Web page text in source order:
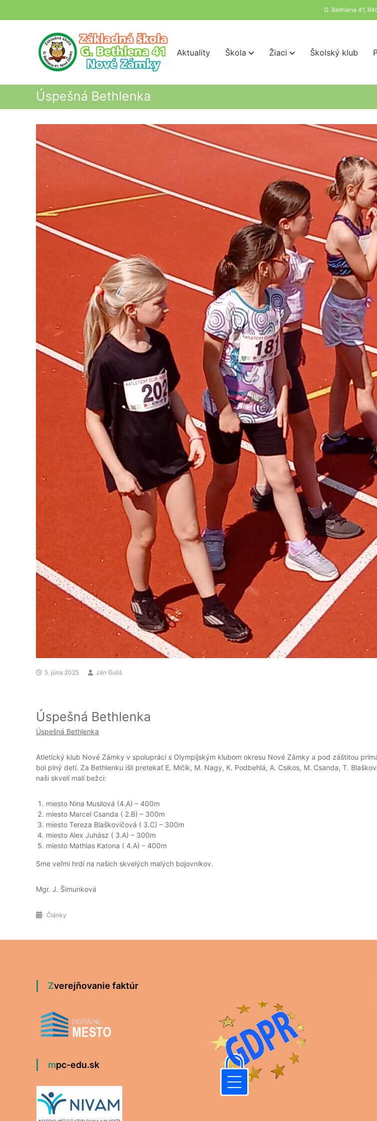
G. Bethlena 41,
Aktuality Škola Žiaci Školský klub
Úspešná Bethlenka
5. júna 2025 Ján Guliš
Úspešná Bethlenka
Úspešná Bethlenka
Atletický klub Nové Zámky v spolupráci s Olympijským klubom okresu Nové Zámky a pod záštitou
bol plný detí. Za Bethlenku išli pretekať E. Mičík, M. Nagy, K. Podbehlá, A. Csikos, M. Csanda, T.
naši skvelí malí bežci:
miesto Nina Musilová (4.A) – 400m
miesto Marcel Csanda ( 2.B) – 300m
miesto Tereza Blaškovičová ( 3.C) – 300m
miesto Alex Juhász ( 3.A) – 300m
miesto Mathias Katona ( 4.A) – 400m
Sme veľmi hrdí na našich skvelých malých bojovníkov.
Mgr. J. Šimunková
Články
Zverejňovanie faktúr
mpc-edu.sk